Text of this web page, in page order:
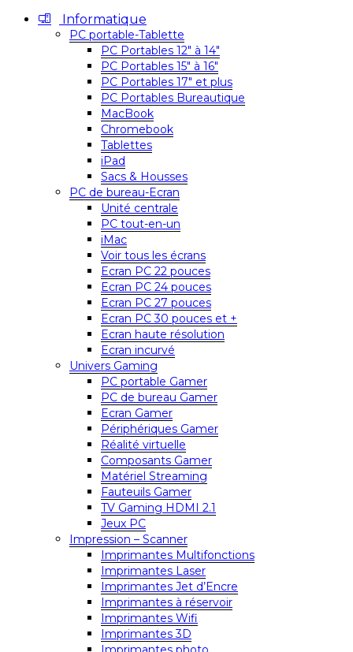
Informatique
PC portable-Tablette
PC Portables 12″ à 14″
PC Portables 15″ à 16″
PC Portables 17″ et plus
PC Portables Bureautique
MacBook
Chromebook
Tablettes
iPad
Sacs & Housses
PC de bureau-Ecran
Unité centrale
PC tout-en-un
iMac
Voir tous les écrans
Ecran PC 22 pouces
Ecran PC 24 pouces
Ecran PC 27 pouces
Ecran PC 30 pouces et +
Ecran haute résolution
Ecran incurvé
Univers Gaming
PC portable Gamer
PC de bureau Gamer
Ecran Gamer
Périphériques Gamer
Réalité virtuelle
Composants Gamer
Matériel Streaming
Fauteuils Gamer
TV Gaming HDMI 2.1
Jeux PC
Impression – Scanner
Imprimantes Multifonctions
Imprimantes Laser
Imprimantes Jet d’Encre
Imprimantes à réservoir
Imprimantes Wifi
Imprimantes 3D